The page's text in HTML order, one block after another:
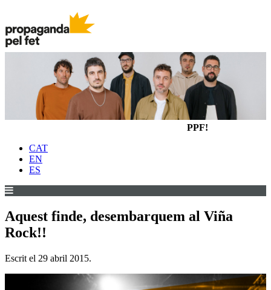
PPF!
CAT
EN
ES
Aquest finde, desembarquem al Viña
Rock!!
Escrit el 29 abril 2015.